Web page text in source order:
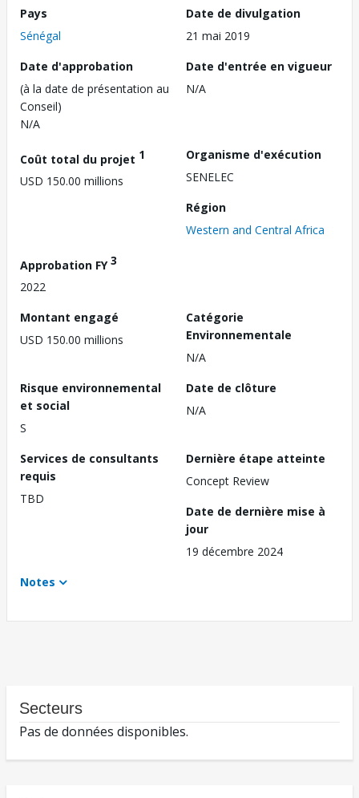
Pays
Sénégal
Date de divulgation
21 mai 2019
Date d'approbation
(à la date de présentation au
Conseil)
N/A
Date d'entrée en vigueur
N/A
Coût total du projet 1
USD 150.00 millions
Organisme d'exécution
SENELEC
Région
Western and Central Africa
Approbation FY3
2022
Montant engagé
USD 150.00 millions
Catégorie
Environnementale
N/A
Risque environnemental
et social
S
Date de clôture
N/A
Services de consultants
requis
TBD
Dernière étape atteinte
Concept Review
Date de dernière mise à
jour
19 décembre 2024
Notes
Secteurs
Pas de données disponibles.